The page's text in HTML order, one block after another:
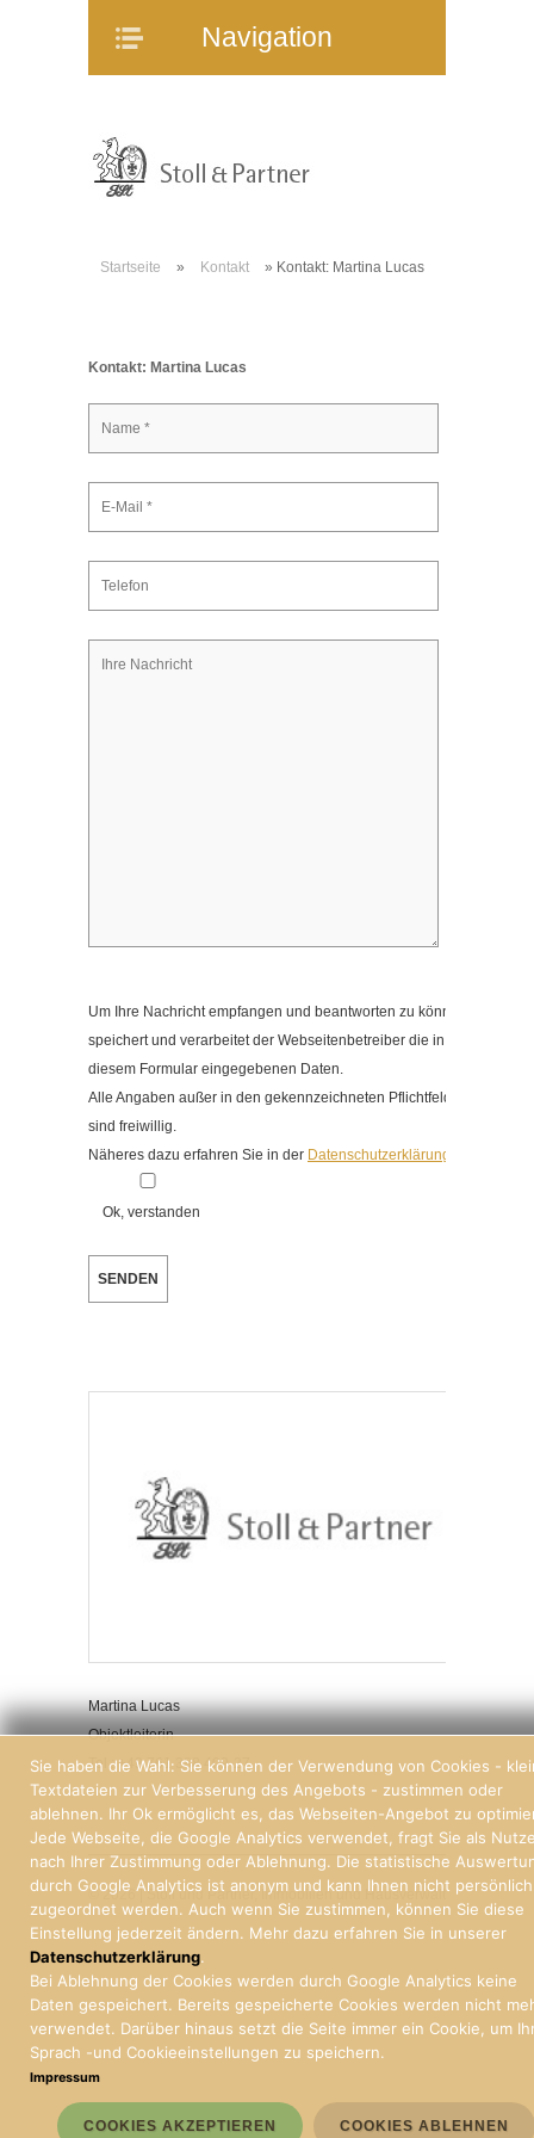
Navigation
Navigation
Mitarbeiter
Online-Service
Stellenangebote
Impressum
Cookieeinstellungen ändern
Startseite » Kontakt » Kontakt: Martina Lucas
Kontakt: Martina Lucas
Um Ihre Nachricht empfangen und beantworten zu können,
speichert und verarbeitet der Webseitenbetreiber die in
diesem Formular eingegebenen Daten.
Alle Angaben außer in den gekennzeichneten Pflichtfeldern
sind freiwillig.
Näheres dazu erfahren Sie in der Datenschutzerklärung
Ok, verstanden
Martina Lucas
Objektleiterin
Tel.: +49 761 388 409-27
© 2026 | Stoll und Partner, Immobilien und Hausverwaltung Freiburg
Sie haben die Wahl: Sie können der Verwendung von Cookies -
Textdateien zur Verbesserung des Angebots - zustimmen oder
ablehnen. Ihr Ok ermöglicht es, das Webseiten-Angebot zu
Jede Webseite, die Google Analytics verwendet, fragt Sie als
nach Ihrer Zustimmung oder Ablehnung. Die statistische
durch Google Analytics ist anonym und kann Ihnen nicht persönlich
zugeordnet werden. Auch wenn Sie zustimmen, können Sie diese
Einstellung jederzeit ändern. Mehr dazu erfahren Sie in unserer
Datenschutzerklärung.
Bei Ablehnung der Cookies werden durch Google Analytics keine
Daten gespeichert. Bereits gespeicherte Cookies werden nicht
verwendet. Darüber hinaus setzt die Seite immer ein Cookie, um
Sprach -und Cookieeinstellungen zu speichern.
Impressum
COOKIES AKZEPTIEREN COOKIES ABLEHNEN